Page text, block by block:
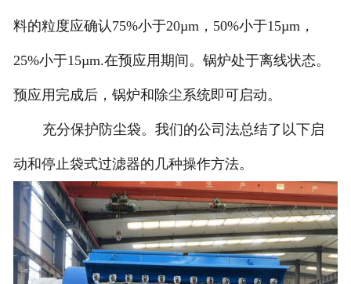
料的粒度应确认75%小于20µm，50%小于15µm，
25%小于15µm.在预应用期间。锅炉处于离线状态。
预应用完成后，锅炉和除尘系统即可启动。
充分保护防尘袋。我们的公司法总结了以下启
动和停止袋式过滤器的几种操作方法。